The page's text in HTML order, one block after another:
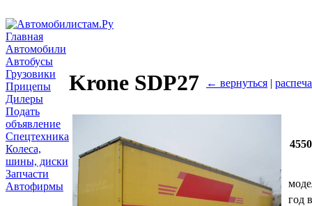
Главная
Автомобили
Автобусы
Грузовики
Прицепы
Дилеры
Подать
объявление
Спецтехника
Колеса,
шины, диски
Запчасти
Автофирмы
Krone SDP27 ← вернуться |
год